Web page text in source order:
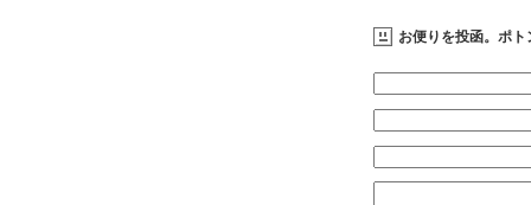
お便りを投函。ポト